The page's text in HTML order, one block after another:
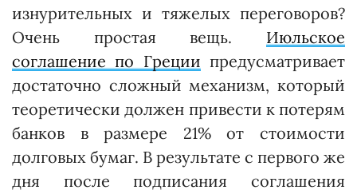
изнурительных и тяжелых переговоров?
Очень простая вещь. Июльское
соглашение по Греции предусматривает
достаточно сложный механизм, который
теоретически должен привести к потерям
банков в размере 21% от стоимости
долговых бумаг. В результате с первого же
дня после подписания соглашения